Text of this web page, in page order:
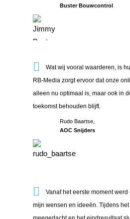
Buster Bouwcontrol
Rudo Baartse,
AOC Snijders
Wat wij vooral waarderen, is
RB-Media zorgt ervoor dat onze
alleen nu optimaal is, maar ook in
toekomst behouden blijft.
Wat wij vooral waarderen, is
Vanaf het eerste moment
mijn wensen en ideeën. Tijdens
Vanaf het eerste moment